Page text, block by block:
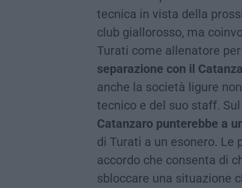
tecnica in vista della
club giallorosso, ma
Turati come allenatore
separazione con il
anche la società ligure
tecnico e del suo staff.
Catanzaro punterebbe a
di Turati a un esonero. Le
accordo che consenta di
sbloccare una situazione